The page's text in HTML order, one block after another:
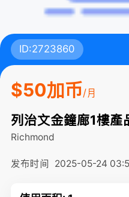
ID:2723860
$50加币/月
列治文金鐘廊1樓產
Richmond
发布时间 2025-05-24